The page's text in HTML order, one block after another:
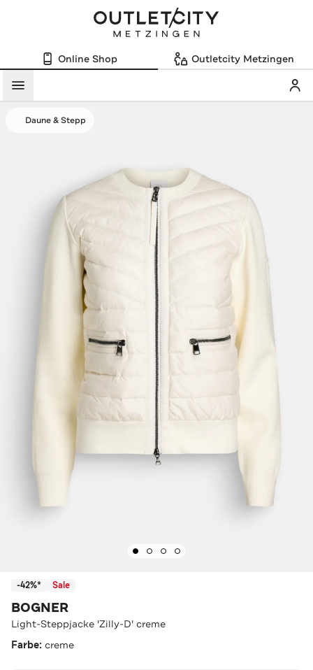
Online Shop Outletcity Metzingen
Menü
Daune & Stepp
-42%* Sale
BOGNER
Light-Steppjacke 'Zilly-D' creme
Farbe: creme